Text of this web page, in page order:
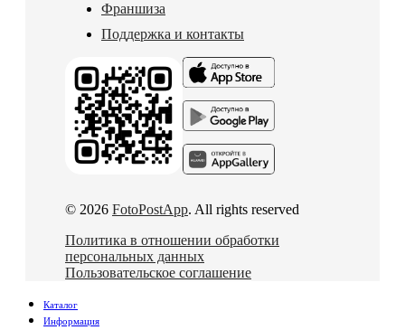
Франшиза
Поддержка и контакты
© 2026 FotoPostApp. All rights reserved
Политика в отношении обработки
персональных данных
Пользовательское соглашение
Каталог
Информация